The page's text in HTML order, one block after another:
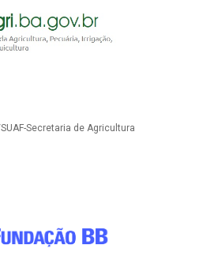
SUAF-Secretaria de Agricultura